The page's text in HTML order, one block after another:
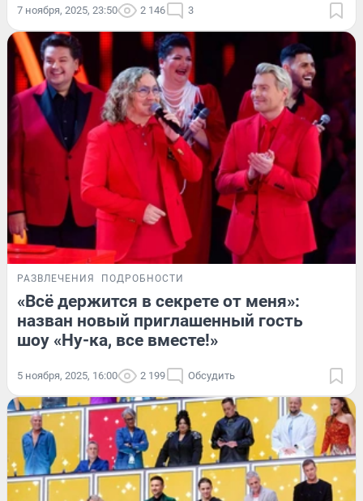
7 ноября, 2025, 23:50 2 146 3
РАЗВЛЕЧЕНИЯ ПОДРОБНОСТИ
«Всё держится в секрете от меня»:
назван новый приглашенный гость
шоу «Ну-ка, все вместе!»
5 ноября, 2025, 16:00 2 199 Обсудить